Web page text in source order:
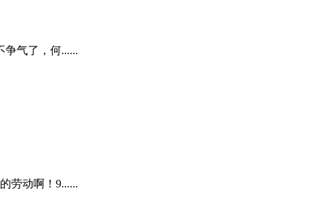
争气了，何......
劳动啊！9......